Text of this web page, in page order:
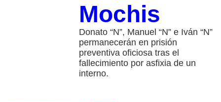
Mochis
Donato “N”, Manuel “N” e Iván “N”
permanecerán en prisión
preventiva oficiosa tras el
fallecimiento por asfixia de un
interno.